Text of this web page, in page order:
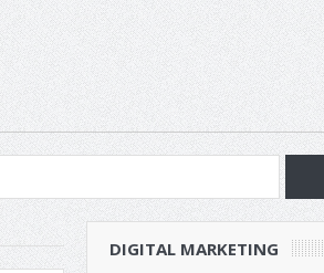
DIGITAL MARKETING